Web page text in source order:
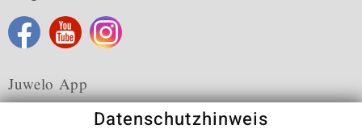
Juwelo App
Datenschutzhinweis